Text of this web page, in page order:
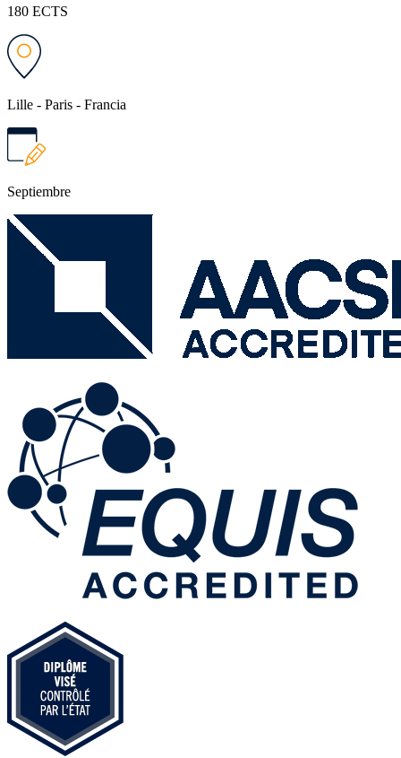
180 ECTS
Lille - Paris - Francia
Septiembre